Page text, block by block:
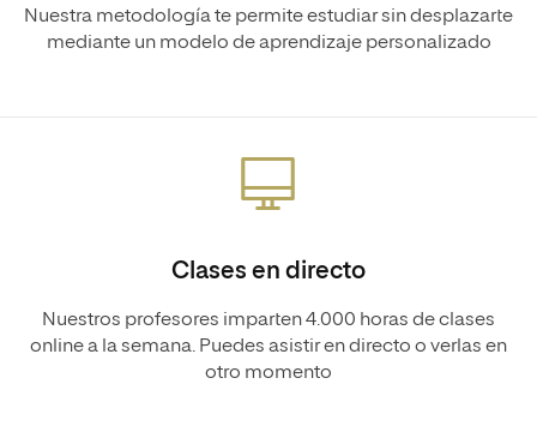
Nuestra metodología te permite estudiar sin desplazarte
mediante un modelo de aprendizaje personalizado
Clases en directo
Nuestros profesores imparten 4.000 horas de clases
online a la semana. Puedes asistir en directo o verlas en
otro momento